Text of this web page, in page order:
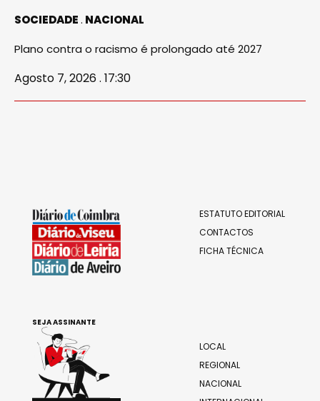
SOCIEDADE NACIONAL
Plano contra o racismo é prolongado até 2027
Agosto 7, 2026 . 17:30
ESTATUTO EDITORIAL
CONTACTOS
FICHA TÉCNICA
LOCAL
REGIONAL
NACIONAL
SEJA ASSINANTE